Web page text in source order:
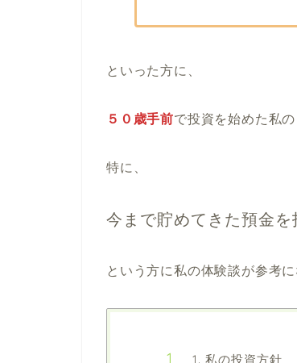
といった方に、
５０歳手前で投資を始めた私
特に、
今まで貯めてきた預金を
という方に私の体験談が参考に
1. 私の投資方針